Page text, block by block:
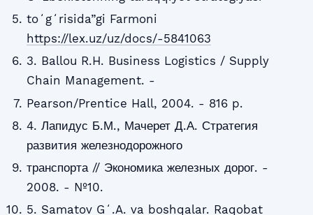
toʻgʻrisida”gi Farmoni
https://lex.uz/uz/docs/-5841063
3. Ballou R.H. Business Logistics / Supply
Chain Management. -
Pearson/Prentice Hall, 2004. - 816 p.
4. Лапидус Б.М., Мачерет Д.А. Стратегия
развития железнодорожного
транспорта // Экономика железных дорог. -
2008. - №10.
5. Samatov Gʻ.A. va boshqalar. Raqobat